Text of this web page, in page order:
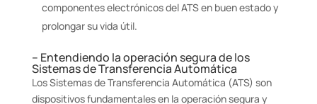
componentes electrónicos del ATS en buen estado y
prolongar su vida útil.
– Entendiendo la operación segura de los
Sistemas de Transferencia Automática
Los Sistemas de Transferencia Automática (ATS) son
dispositivos fundamentales en la operación segura y